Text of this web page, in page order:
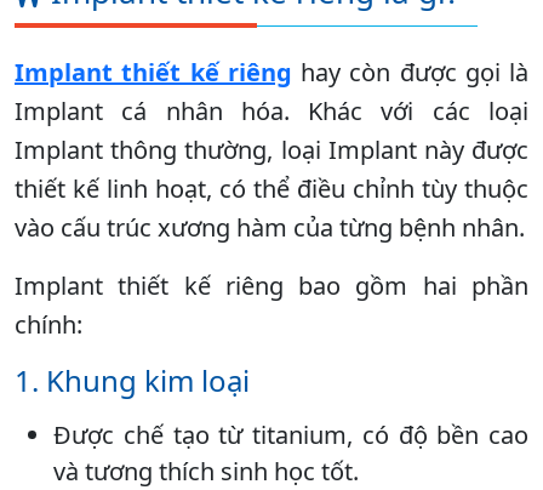
Implant thiết kế riêng hay còn được gọi là
Implant cá nhân hóa. Khác với các loại
Implant thông thường, loại Implant này được
thiết kế linh hoạt, có thể điều chỉnh tùy thuộc
vào cấu trúc xương hàm của từng bệnh nhân.
Implant thiết kế riêng bao gồm hai phần
chính:
1. Khung kim loại
Được chế tạo từ titanium, có độ bền cao
và tương thích sinh học tốt.